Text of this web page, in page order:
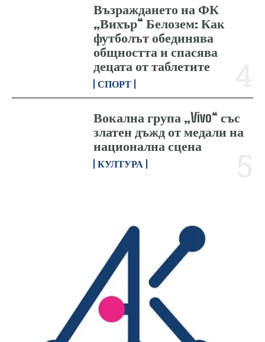
Възраждането на ФК
„Вихър“ Белозем: Как
футболът обединява
общността и спасява
децата от таблетите
СПОРТ
Вокална група „Vivo“ със
златен дъжд от медали на
национална сцена
КУЛТУРА